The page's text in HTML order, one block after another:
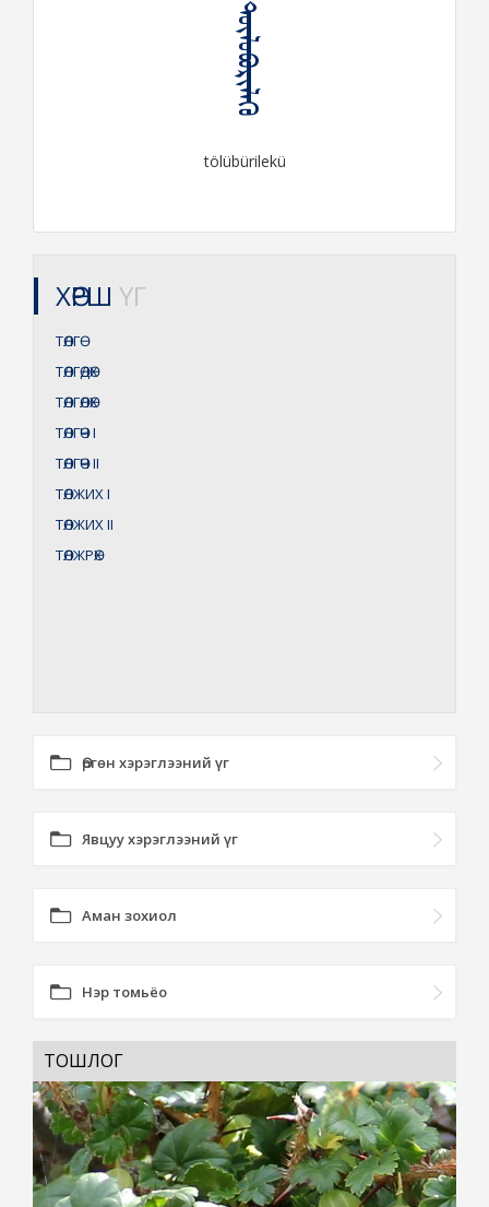
ᠲᠥᠯᠦᠪᠦᠷᠢᠯᠡᠬᠦ
tölübürilekü
ХӨРШ ҮГ
ТӨЛГӨ
ТӨЛГӨДӨХ
ТӨЛГӨЛӨХ
ТӨЛГӨЧI
ТӨЛГӨЧII
ТӨЛЖИХI
ТӨЛЖИХII
ТӨЛЖРӨХ
Өргөн хэрэглээний үг
Явцуу хэрэглээний үг
Аман зохиол
Нэр томьёо
ТОШЛОГ